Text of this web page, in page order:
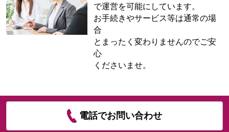
で運営を可能にしています。
お手続きやサービス等は通常の場
合
とまったく変わりませんのでご安
心
くださいませ。
電話でお問い合わせ